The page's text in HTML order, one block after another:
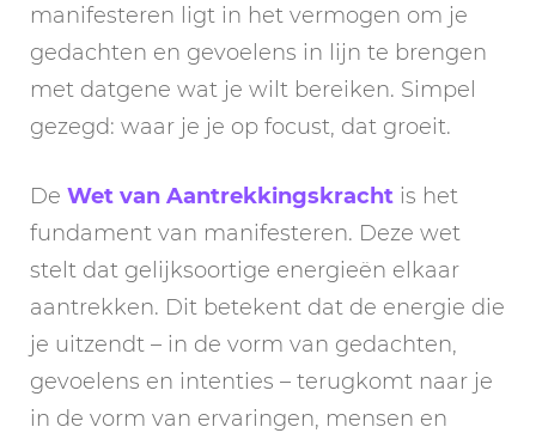
manifesteren ligt in het vermogen om je
gedachten en gevoelens in lijn te brengen
met datgene wat je wilt bereiken. Simpel
gezegd: waar je je op focust, dat groeit.
De Wet van Aantrekkingskracht is het
fundament van manifesteren. Deze wet
stelt dat gelijksoortige energieën elkaar
aantrekken. Dit betekent dat de energie die
je uitzendt – in de vorm van gedachten,
gevoelens en intenties – terugkomt naar je
in de vorm van ervaringen, mensen en